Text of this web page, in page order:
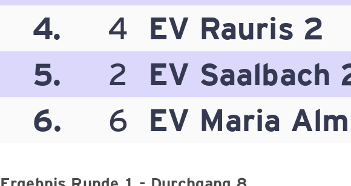
4.
4 EV Rauris 2
5.
2 EV Saalbach
6.
6 EV Maria